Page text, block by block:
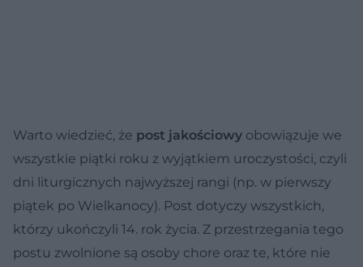
Warto wiedzieć, że post jakościowy obowiązuje we
wszystkie piątki roku z wyjątkiem uroczystości, czyli
dni liturgicznych najwyższej rangi (np. w pierwszy
piątek po Wielkanocy). Post dotyczy wszystkich,
którzy ukończyli 14. rok życia. Z przestrzegania tego
postu zwolnione są osoby chore oraz te, które nie